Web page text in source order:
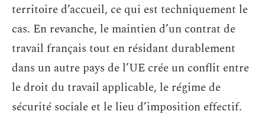
territoire d’accueil, ce qui est techniquement le
cas. En revanche, le maintien d’un contrat de
travail français tout en résidant durablement
dans un autre pays de l’UE crée un conflit entre
le droit du travail applicable, le régime de
sécurité sociale et le lieu d’imposition effectif.